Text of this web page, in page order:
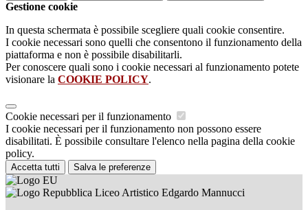
Gestione cookie
In questa schermata è possibile scegliere quali cookie consentire.
I cookie necessari sono quelli che consentono il funzionamento della
piattaforma e non è possibile disabilitarli.
Per conoscere quali sono i cookie necessari al funzionamento potete
visionare la COOKIE POLICY.
Cookie necessari per il funzionamento
I cookie necessari per il funzionamento non possono essere
disabilitati. È possibile consultare l'elenco nella pagina della cookie
policy.
Accetta tutti Salva le preferenze
Liceo Artistico Edgardo Mannucci